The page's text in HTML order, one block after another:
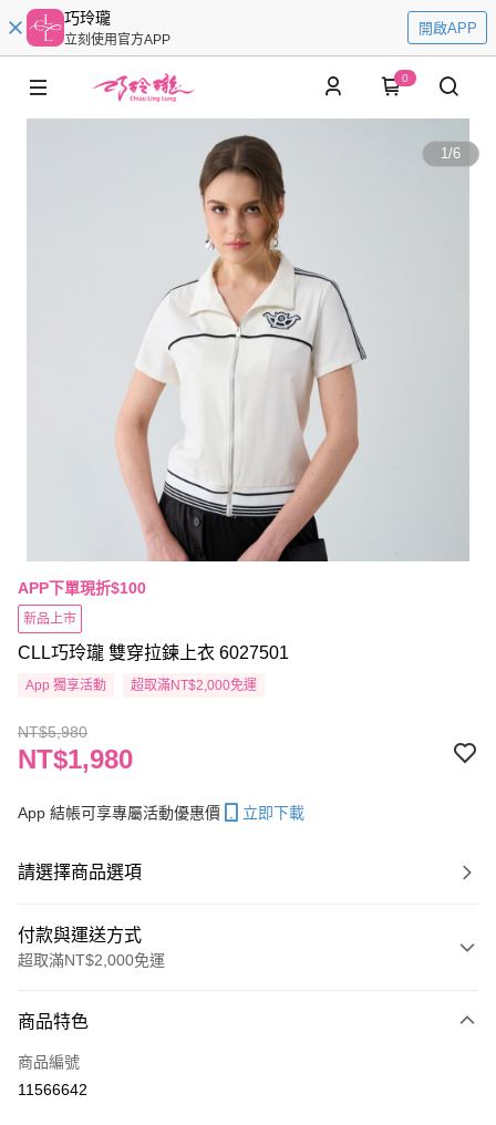
巧玲瓏
立刻使用官方APP
開啟APP
0
1/6
APP下單現折$100
新品上市
CLL巧玲瓏 雙穿拉鍊上衣 6027501
App 獨享活動 超取滿NT$2,000免運
NT$5,980
NT$1,980
App 結帳可享專屬活動優惠價 立即下載
請選擇商品選項
付款與運送方式
超取滿NT$2,000免運
信用卡一次付款
信用卡分期付款
商品特色
商品編號
11566642